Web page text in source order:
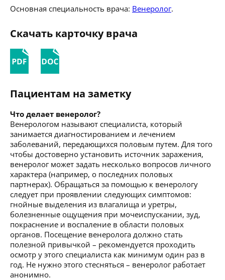
Основная специальность врача: Венеролог.
Скачать карточку врача
Пациентам на заметку
Что делает венеролог?
Венерологом называют специалиста, который
занимается диагностированием и лечением
заболеваний, передающихся половым путем. Для того
чтобы достоверно установить источник заражения,
венеролог может задать несколько вопросов личного
характера (например, о последних половых
партнерах). Обращаться за помощью к венерологу
следует при проявлении следующих симптомов:
гнойные выделения из влагалища и уретры,
болезненные ощущения при мочеиспускании, зуд,
покраснение и воспаление в области половых
органов. Посещение венеролога должно стать
полезной привычкой – рекомендуется проходить
осмотр у этого специалиста как минимум один раз в
год. Не нужно этого стесняться – венеролог работает
анонимно.